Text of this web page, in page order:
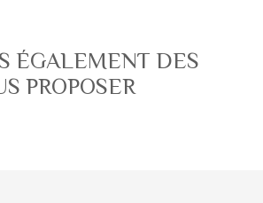
ÉGALEMENT DES
PROPOSER